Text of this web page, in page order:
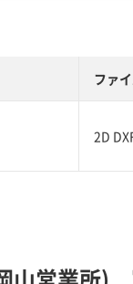
ファ
2D